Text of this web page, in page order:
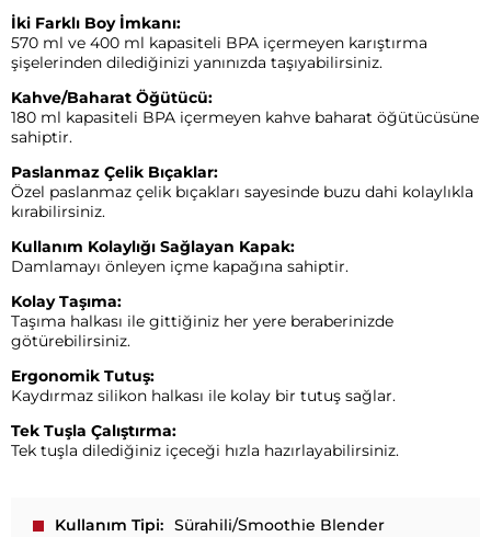
İki Farklı Boy İmkanı:
570 ml ve 400 ml kapasiteli BPA içermeyen karıştırma
şişelerinden dilediğinizi yanınızda taşıyabilirsiniz.
Kahve/Baharat Öğütücü:
180 ml kapasiteli BPA içermeyen kahve baharat öğütücüsüne
sahiptir.
Paslanmaz Çelik Bıçaklar:
Özel paslanmaz çelik bıçakları sayesinde buzu dahi kolaylıkla
kırabilirsiniz.
Kullanım Kolaylığı Sağlayan Kapak:
Damlamayı önleyen içme kapağına sahiptir.
Kolay Taşıma:
Taşıma halkası ile gittiğiniz her yere beraberinizde
götürebilirsiniz.
Ergonomik Tutuş:
Kaydırmaz silikon halkası ile kolay bir tutuş sağlar.
Tek Tuşla Çalıştırma:
Tek tuşla dilediğiniz içeceği hızla hazırlayabilirsiniz.
Kullanım Tipi
Sürahili/Smoothie Blender